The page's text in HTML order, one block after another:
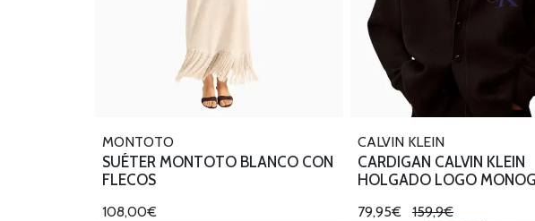
MONTOTO
SUÉTER MONTOTO BLANCO CON
FLECOS
108,00€
CALVIN KLEIN
CARDIGAN CALVIN KLEIN
HOLGADO LOGO
79,95€ 159,9€